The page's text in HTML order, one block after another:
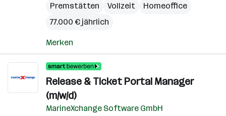
Premstätten
Vollzeit
Homeoffice
77.000 € jährlich
Merken
Release & Ticket Portal Manager
(m/w/d)
MarineXchange Software GmbH